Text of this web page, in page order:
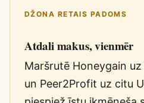
DŽONA RETAIS PADOMS
Atdali makus, vienmēr
Maršrutē Honeygain
un Peer2Profit uz citu